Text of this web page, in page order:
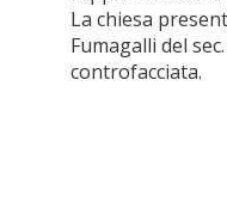
La chiesa
Fumagalli del
controfacciata.